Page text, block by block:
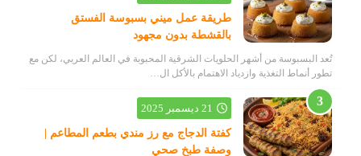
طريقة عمل ميني بسبوسة الفستق
بالقشطة بدون مجهود
تُعد البسبوسة من أشهر الحلويات الشرقية المحبوبة في العالم العربي، لكن مع
تطور أنماط التغذية وازدياد الاهتمام بالأكل ال…
21 ديسمبر 2025
كفتة الدجاج مع رز مندي بطعم المطاعم |
وصفة طبخ صحي